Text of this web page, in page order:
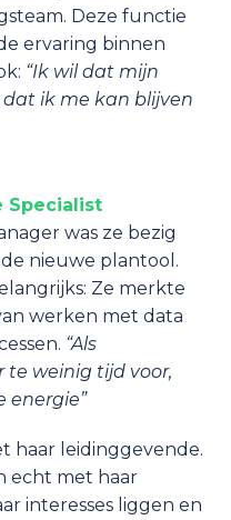
Deze functie
ervaring binnen
“Ik wil dat mijn
ik me kan blijven
Specialist
was ze bezig
nieuwe plantool.
Ze merkte
werken met data
“Als
weinig tijd voor,
energie”
haar leidinggevende.
echt met haar
interesses liggen en